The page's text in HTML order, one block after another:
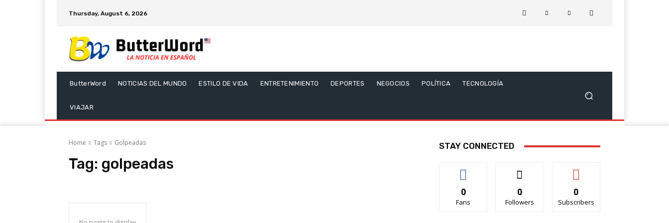
Thursday, August 6, 2026
ButterWord NOTICIAS DEL MUNDO ESTILO DE VIDA ENTRETENIMIENTO DEPORTES NEGOCIOS POLÍTICA TECNOLOGÍA
VIAJAR
Home Tags Golpeadas
Tag: golpeadas
STAY CONNECTED
0
Fans
0
Followers
0
Subscribers